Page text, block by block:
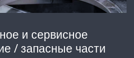
и сервисное
/ запасные части